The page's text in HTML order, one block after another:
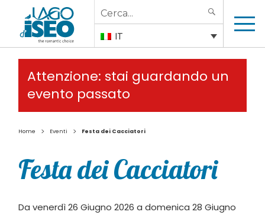
Search
for:
IT
Attenzione: stai guardando un
evento passato
Home > Eventi > Festa dei Cacciatori
Festa dei Cacciatori
Da venerdì 26 Giugno 2026 a domenica 28 Giugno